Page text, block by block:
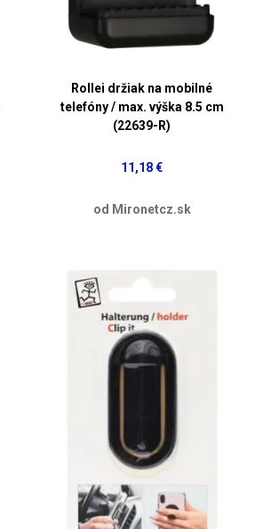
Rollei držiak na mobilné
telefóny / max. výška 8.5 cm
(22639-R)
11,18 €
od Mironetcz.sk